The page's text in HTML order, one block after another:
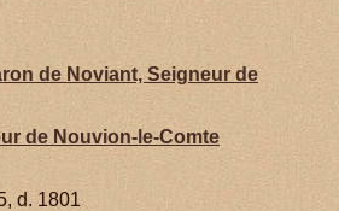
de Noviant, Seigneur de
de Nouvion-le-Comte
d. 1801